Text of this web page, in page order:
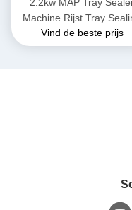
Machine Rijst Tray
System Met PLC Control
System
Vind de beste prijs